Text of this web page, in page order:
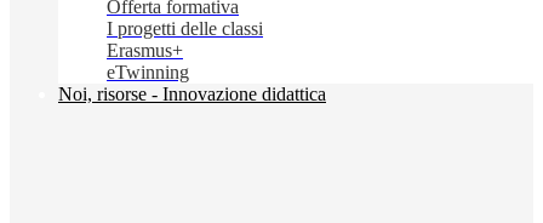
Offerta formativa
I progetti delle classi
Erasmus+
eTwinning
Noi, risorse - Innovazione didattica